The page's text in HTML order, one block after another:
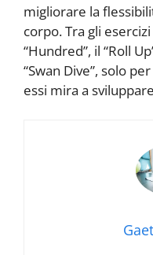
migliorare la
corpo. Tra gli
“Hundred”, il “Roll
“Swan Dive”, solo
essi mira a